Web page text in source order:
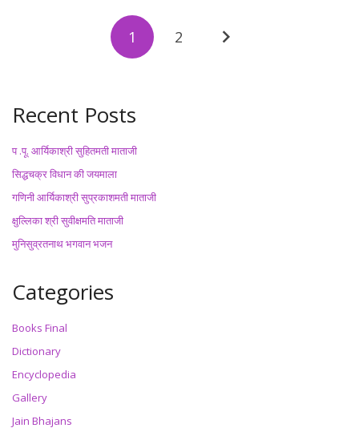
1 2
Recent Posts
प .पू. आर्यिकाश्री सुहितमती माताजी
सिद्धचक्र विधान की जयमाला
गणिनी आर्यिकाश्री सुप्रकाशमती माताजी
क्षुल्लिका श्री सुवीक्षमति माताजी
मुनिसुव्रतनाथ भगवान भजन
Categories
Books Final
Dictionary
Encyclopedia
Gallery
Jain Bhajans